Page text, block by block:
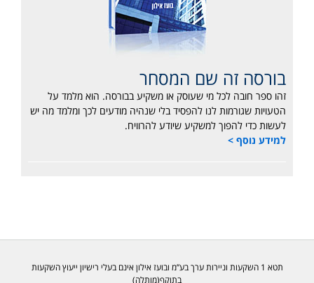
בורסה זה שם המסחר
זהו ספר חובה לכל מי שעוסק או משקיע בבורסה. הוא מלמד על
הטעויות שגורמות לנו להפסיד בלי שנהיה מודעים לכך ומלמד מה יש
לעשות כדי להפוך למשקיע שיודע להרוויח.
למידע נוסף >
תטא 1 השקעות וניירות ערך בע”מ ובועז אילון אינם בעלי רישיון ייעוץ השקעות
בתוקף(מותלה)